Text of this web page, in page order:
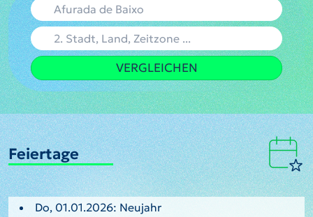
VERGLEICHEN
Feiertage
Do, 01.01.2026: Neujahr